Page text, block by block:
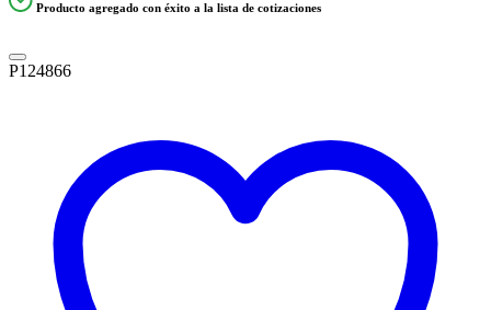
Producto agregado con éxito a la lista de cotizaciones
P124866